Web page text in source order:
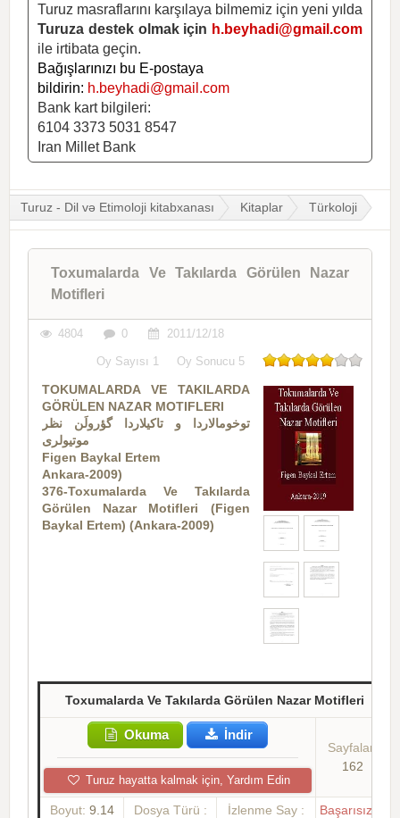
Turuz masraflarını karşılaya bilmemiz için yeni yılda
Turuza destek olmak için h.beyhadi@gmail.com
ile irtibata geçin.
Bağışlarınızı bu E-postaya
bildirin: h.beyhadi@gmail.com
Bank kart bilgileri:
6104 3373 5031 8547
Iran Millet Bank
Turuz - Dil və Etimoloji kitabxanası Kitaplar Türkoloji
Toxumalarda Ve Takılarda Görülen Nazar
Motifleri
4804 0 2011/12/18
Oy Sayısı 1 Oy Sonucu 5
TOKUMALARDA VE TAKILARDA
GÖRÜLEN NAZAR MOTIFLERI
توخوما‌لاردا و تاکیلاردا گؤرولَن نظر
موتیولری
Figen Baykal Ertem
Ankara-2009)
376-Toxumalarda Ve Takılarda
Görülen Nazar Motifleri (Figen
Baykal Ertem) (Ankara-2009)
Toxumalarda Ve Takılarda Görülen Nazar Motifleri
Okuma İndir
Turuz hayatta kalmak için, Yardım Edin
Sayfalar:
162
Boyut: 9.14
Dosya Türü :
İzlenme Say :
Başarısızlık